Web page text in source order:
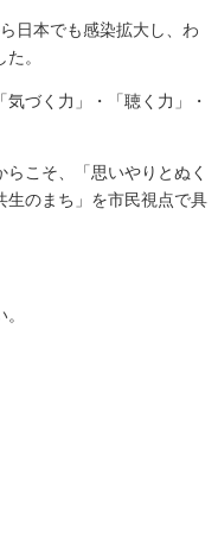
日本でも感染拡大し、わ
。
づく力」・「聴く力」・
こそ、「思いやりとぬく
生のまち」を市民視点で具